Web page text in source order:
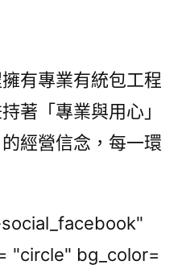
有專業有統包工程
著「專業與用心」
經營信念，每一環
"circle" bg_color=